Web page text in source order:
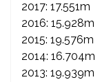
2017: 17.551m
2016: 15.928m
2015: 19.576m
2014: 16.704m
2013: 19.939m